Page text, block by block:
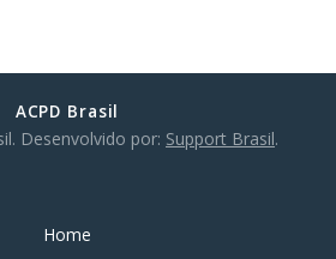
ACPD Brasil
Desenvolvido por: Support Brasil.
Home